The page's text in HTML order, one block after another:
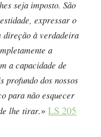
seja imposto. São
expressar o
direção à verdadeira
a
a capacidade de
profundo dos nossos
para não esquecer
lhe tirar.»LS 205